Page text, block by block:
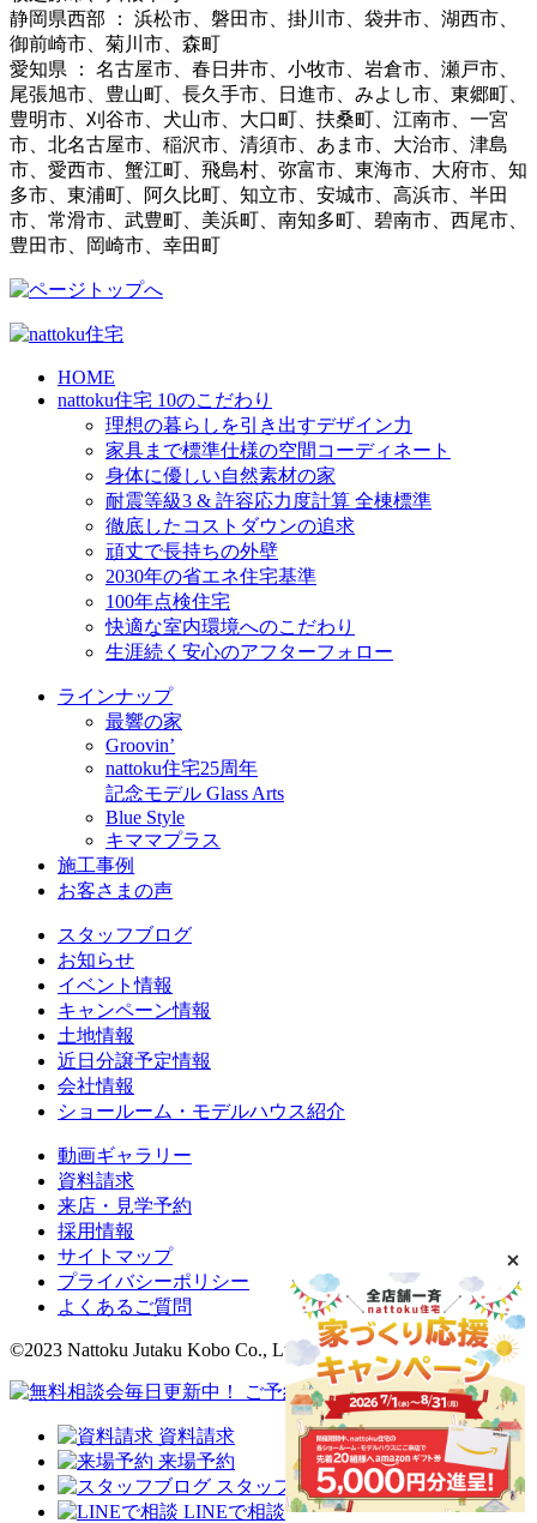
静岡県西部 ： 浜松市、磐田市、掛川市、袋井市、湖西市、
御前崎市、菊川市、森町
愛知県 ： 名古屋市、春日井市、小牧市、岩倉市、瀬戸市、
尾張旭市、豊山町、長久手市、日進市、みよし市、東郷町、
豊明市、刈谷市、犬山市、大口町、扶桑町、江南市、一宮
市、北名古屋市、稲沢市、清須市、あま市、大治市、津島
市、愛西市、蟹江町、飛島村、弥富市、東海市、大府市、知
多市、東浦町、阿久比町、知立市、安城市、高浜市、半田
市、常滑市、武豊町、美浜町、南知多町、碧南市、西尾市、
豊田市、岡崎市、幸田町
HOME
nattoku住宅 10のこだわり
理想の暮らしを引き出すデザイン力
家具まで標準仕様の空間コーディネート
身体に優しい自然素材の家
耐震等級3 & 許容応力度計算 全棟標準
徹底したコストダウンの追求
頑丈で長持ちの外壁
2030年の省エネ住宅基準
100年点検住宅
快適な室内環境へのこだわり
生涯続く安心のアフターフォロー
ラインナップ
最響の家
Groovin’
nattoku住宅25周年
記念モデル Glass Arts
Blue Style
キママプラス
施工事例
お客さまの声
スタッフブログ
お知らせ
イベント情報
キャンペーン情報
土地情報
近日分譲予定情報
会社情報
ショールーム・モデルハウス紹介
動画ギャラリー
資料請求
来店・見学予約
採用情報
サイトマップ
プライバシーポリシー
よくあるご質問
©2023 Nattoku Jutaku Kobo Co., Ltd.
資料請求
来場予約
スタッフブログ
LINEで相談